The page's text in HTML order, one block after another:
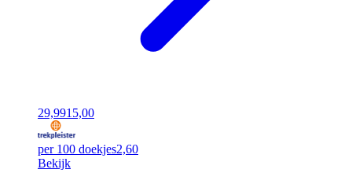
29,9915,00
per 100 doekjes2,60
Bekijk